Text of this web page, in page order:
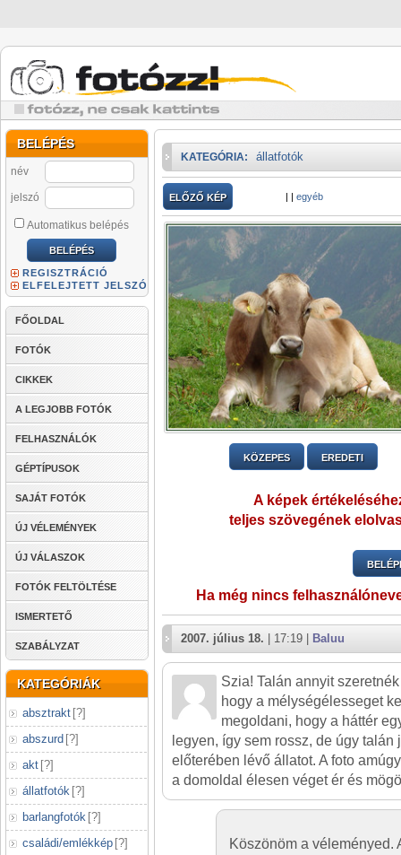
BELÉPÉS
név
jelszó
Automatikus belépés
REGISZTRÁCIÓ
ELFELEJTETT JELSZÓ
FŐOLDAL
FOTÓK
CIKKEK
A LEGJOBB FOTÓK
FELHASZNÁLÓK
GÉPTÍPUSOK
SAJÁT FOTÓK
ÚJ VÉLEMÉNYEK
ÚJ VÁLASZOK
FOTÓK FELTÖLTÉSE
ISMERTETŐ
SZABÁLYZAT
KATEGÓRIÁK
absztrakt [?]
abszurd [?]
akt [?]
állatfotók [?]
barlangfotók [?]
családi/emlékkép [?]
KATEGÓRIA: állatfotók
ELŐZŐ KÉP | | egyéb
KÖZEPES EREDETI
A képek
teljes szövegének
Ha még nincs
2007. július 18. | 17:19 | Baluu
Szia! Talán annyit
hogy a mélységélesseget
megoldani, hogy a háttér
legyen, így sem rossz, de úgy
előterében lévő állatot. A foto
a domoldal élesen véget ér és
Köszönöm a véleményed.